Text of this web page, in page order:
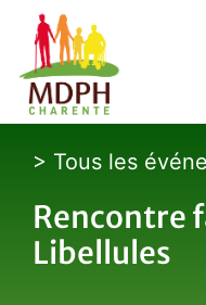
> Tous les
Rencontre
Libellules